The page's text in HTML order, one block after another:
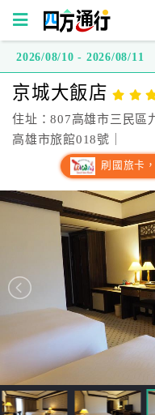
方
通
行
房
直
接
跟
飯
2026/08/10 - 2026/08/11
京城大飯店
住址：807高雄市三民區
高雄市旅館018號｜
刷國旅卡